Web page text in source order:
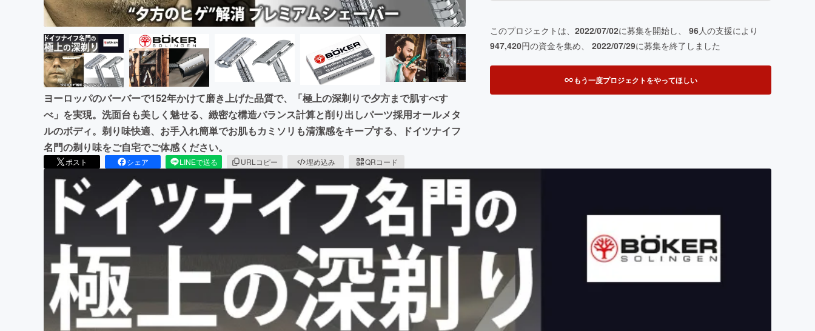
ヨーロッパのバーバーで152年かけて磨き上げた品質で、「極上の深剃りで夕方まで肌すべす
べ」を実現。洗面台も美しく魅せる、緻密な構造バランス計算と削り出しパーツ採用オールメタ
ルのボディ。剃り味快適、お手入れ簡単でお肌もカミソリも清潔感をキープする、ドイツナイフ
名門の剃り味をご自宅でご体感ください。
ポスト シェア LINEで送る URLコピー 埋め込み QRコード
このプロジェクトは、 2022/07/02に募集を開始し、 96人の支援により
947,420円の資金を集め、 2022/07/29に募集を終了しました
もう一度プロジェクトをやってほしい